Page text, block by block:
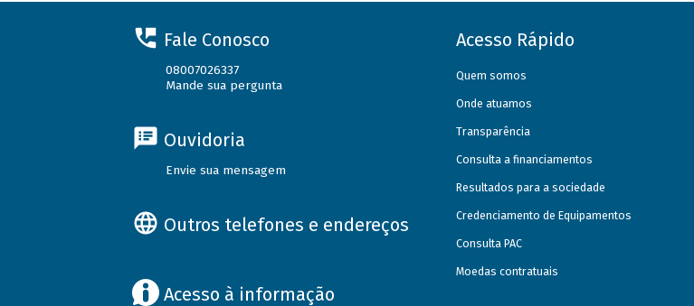
Fale Conosco
08007026337
Mande sua pergunta
Ouvidoria
Envie sua mensagem
Outros telefones e endereços
Acesso à informação
Acesso Rápido
Quem somos
Onde atuamos
Transparência
Consulta a financiamentos
Resultados para a sociedade
Credenciamento de Equipamentos
Consulta PAC
Moedas contratuais